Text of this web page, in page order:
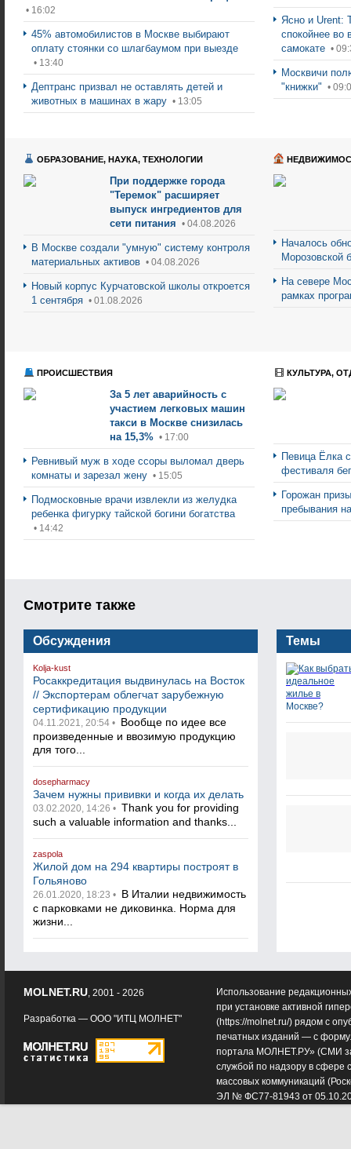
• 16:02
45% автомобилистов в Москве выбирают
оплату стоянки со шлагбаумом при выезде
• 13:40
Дептранс призвал не оставлять детей и
животных в машинах в жару • 13:05
Ясно и Urent:
спокойнее во
самокате •
Москвичи
"книжки" •
ОБРАЗОВАНИЕ, НАУКА, ТЕХНОЛОГИИ
При поддержке города
"Теремок" расширяет
выпуск ингредиентов для
сети питания • 04.08.2026
В Москве создали "умную" систему контроля
материальных активов • 04.08.2026
Новый корпус Курчатовской школы откроется
1 сентября • 01.08.2026
Началось
Морозовской
На севере
рамках
ПРОИСШЕСТВИЯ
За 5 лет аварийность с
участием легковых машин
такси в Москве снизилась
на 15,3% • 17:00
Ревнивый муж в ходе ссоры выломал дверь
комнаты и зарезал жену • 15:05
Подмосковные врачи извлекли из желудка
ребенка фигурку тайской богини богатства
• 14:42
КУЛЬТУРА,
Певица Ёлка
фестиваля
Горожан
пребывания
Смотрите также
Обсуждения
Kolja-kust
Росаккредитация выдвинулась на Восток
// Экспортерам облегчат зарубежную
сертификацию продукции
04.11.2021, 20:54 • Вообще по идее все
произведенные и ввозимую продукцию
для того...
dosepharmacy
Зачем нужны прививки и когда их делать
03.02.2020, 14:26 • Thank you for providing
such a valuable information and thanks...
zaspola
Жилой дом на 294 квартиры построят в
Гольяново
26.01.2020, 18:23 • В Италии недвижимость
с парковками не диковинка. Норма для
жизни...
Темы
Использование
при установке активной
(https://molnet.ru/) рядом с
печатных изданий — с
портала МОЛНЕТ.РУ» (СМИ
службой по надзору в сфере
массовых коммуникаций
ЭЛ № ФС77-81943 от
MOLNET.RU, 2001 - 2026
Разработка — ООО "ИТЦ МОЛНЕТ"